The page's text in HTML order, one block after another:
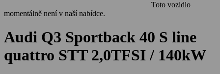
Toto vozidlo
momentálně není v naší nabídce.
Audi Q3 Sportback 40 S line
quattro STT 2,0TFSI / 140kW